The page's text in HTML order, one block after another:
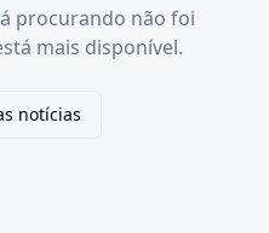
procurando não foi
mais disponível.
notícias